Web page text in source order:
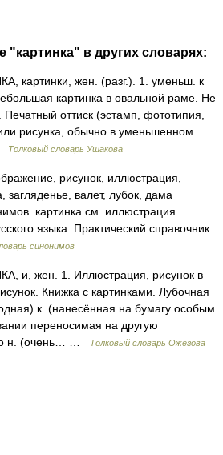
"картинка" в других словарях:
картинки, жен. (разг.). 1. уменьш. к
картинка в овальной раме. Не
Печатный оттиск (эстамп, фототипия,
рисунка, обычно в уменьшенном
Толковый словарь Ушакова
рисунок, иллюстрация,
загляденье, валет, лубок, дама
картинка см. иллюстрация
языка. Практический справочник.
синонимов
и, жен. 1. Иллюстрация, рисунок в
Книжка с картинками. Лубочная
к. (нанесённая на бумагу особым
переносимая на другую
н. (очень… …
Толковый словарь Ожегова